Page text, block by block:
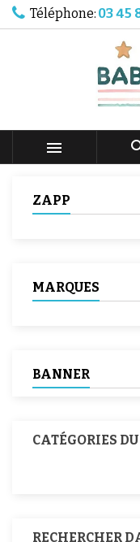
Téléphone: 03 45

ZAPP
MARQUES
BANNER
CATÉGORIES
RECHERCHER